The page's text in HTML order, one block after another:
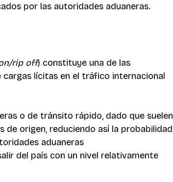
por las autoridades aduaneras.
rip off) constituye una de las
lícitas en el tráfico internacional
o de tránsito rápido, dado que suelen
origen, reduciendo así la probabilidad
aduaneras
del país con un nivel relativamente